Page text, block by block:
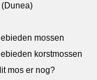
(Dunea)
mossen
korstmossen
mos er nog?